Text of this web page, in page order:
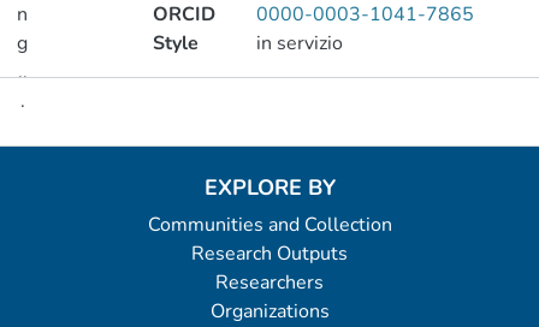
n
g
..
.
Loading...
ORCID
0000-0003-1041-7865
Style
in servizio
EXPLORE BY
Communities and Collection
Research Outputs
Researchers
Organizations